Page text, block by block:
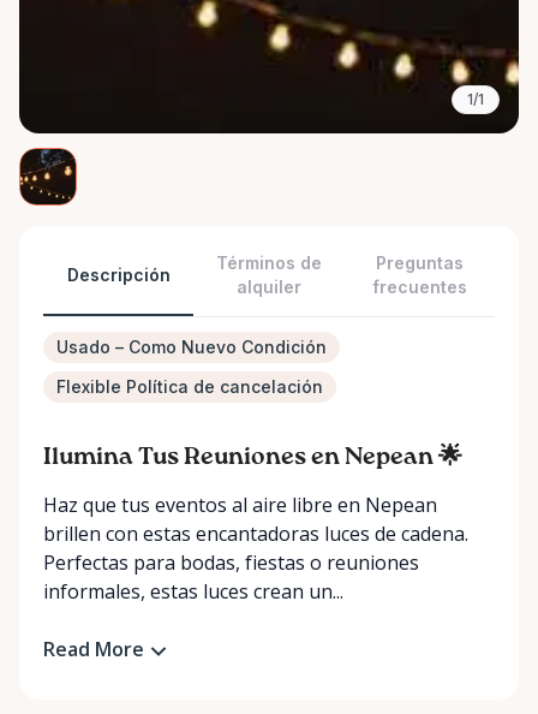
1/1
Descripción
Términos de
alquiler
Preguntas
frecuentes
Usado – Como Nuevo Condición
Flexible Política de cancelación
Ilumina Tus Reuniones en Nepean 🌟
Haz que tus eventos al aire libre en Nepean
brillen con estas encantadoras luces de cadena.
Perfectas para bodas, fiestas o reuniones
informales, estas luces crean un...
Read More